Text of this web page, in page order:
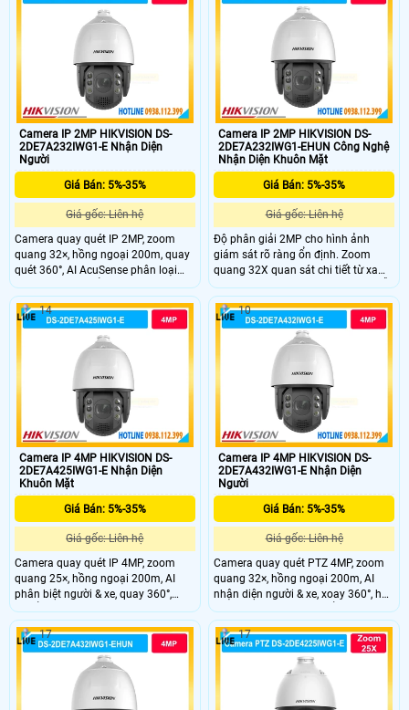
mù, bao quát toàn khu vực rộng.
Âm thanh 2 chiều với micro kép và
loa tích hợp.
Camera IP 2MP HIKVISION DS-
2DE7A232IWG1-E Nhận Diện
Người
Giá Bán: 5%-35%
Giá gốc: Liên hệ
Camera quay quét IP 2MP, zoom
quang 32×, hồng ngoại 200m, quay
quét 360°, AI AcuSense phân loại
người và xe, chuẩn bảo vệ IP67,
IK10.
Camera IP 2MP HIKVISION DS-
2DE7A232IWG1-EHUN Công Nghệ
Nhận Diện Khuôn Mặt
Giá Bán: 5%-35%
Giá gốc: Liên hệ
Độ phân giải 2MP cho hình ảnh
giám sát rõ ràng ổn định. Zoom
quang 32X quan sát chi tiết từ xa
khu vực rộng. Hồng ngoại 200m hỗ
trợ quan sát ban đêm hiệu quả cao.
Cảm biến 1/2.8" CMOS cho chất
lượng hình ảnh ổn định. Xoay 360°
PTZ linh hoạt bao quát toàn khu
vực rộng.
Camera IP 4MP HIKVISION DS-
2DE7A425IWG1-E Nhận Diện
Khuôn Mặt
Giá Bán: 5%-35%
Giá gốc: Liên hệ
Camera quay quét IP 4MP, zoom
quang 25×, hồng ngoại 200m, AI
phân biệt người & xe, quay 360°,
chuẩn IP67 ngoài trời.
14
Camera IP 4MP HIKVISION DS-
2DE7A432IWG1-E Nhận Diện
Người
Giá Bán: 5%-35%
Giá gốc: Liên hệ
Camera quay quét PTZ 4MP, zoom
quang 32×, hồng ngoại 200m, AI
nhận diện người & xe, xoay 360°, hỗ
trợ Smart Tracking, chuẩn IP67.
10
17 17